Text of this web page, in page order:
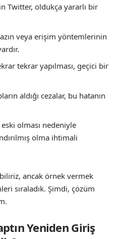
Twitter, oldukça yararlı bir
veya erişim yöntemlerinin
tekrar yapılması, geçici bir
aldığı cezalar, bu hatanın
olması nedeniyle
olma ihtimali
ancak örnek vermek
sıraladık. Şimdi, çözüm
Yeniden Giriş